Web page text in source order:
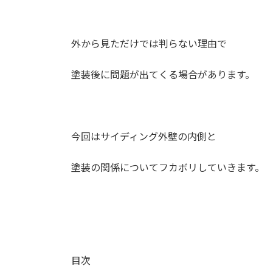
外から見ただけでは判らない理由で
塗装後に問題が出てくる場合があります。
今回はサイディング外壁の内側と
塗装の関係についてフカボリしていきます。
目次